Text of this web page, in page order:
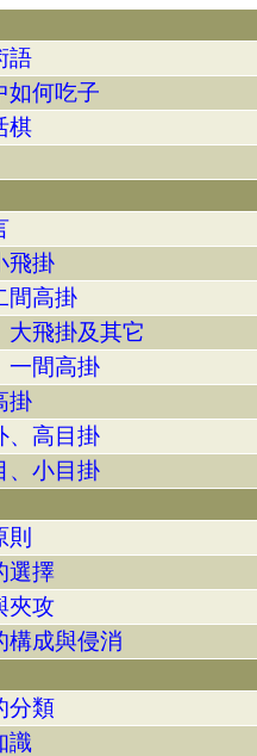
語
如何吃子
棋
飛掛
間高掛
大飛掛及其它
一間高掛
掛
、高目掛
、小目掛
則
選擇
夾攻
構成與侵消
分類
識